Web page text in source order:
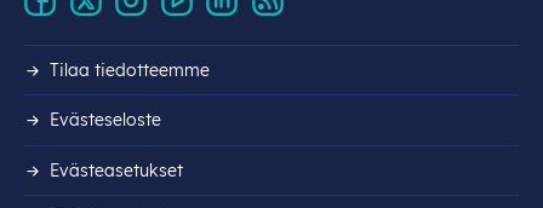
Tilaa tiedotteemme
Evästeseloste
Evästeasetukset